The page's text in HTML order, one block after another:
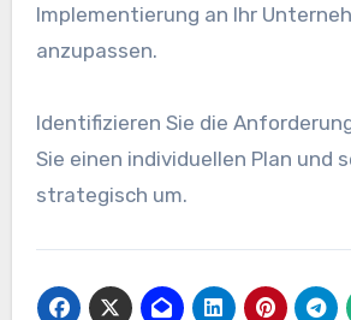
Implementierung an Ihr
anzupassen.
Identifizieren Sie die
Sie einen individuellen Plan und
strategisch um.